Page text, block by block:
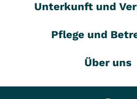
Unterkunft und
Pflege und
Über uns